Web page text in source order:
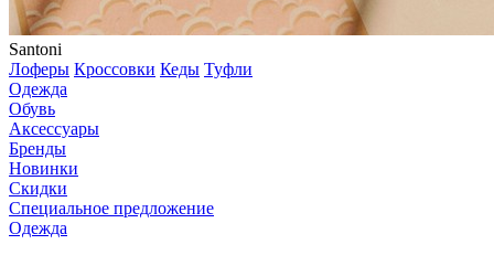
Santoni
Лоферы Кроссовки Кеды Туфли
Одежда
Обувь
Аксессуары
Бренды
Новинки
Скидки
Специальное предложение
Одежда